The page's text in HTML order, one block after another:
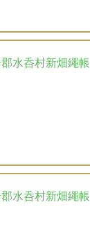
水呑村新畑繩帳
水呑村新畑繩帳